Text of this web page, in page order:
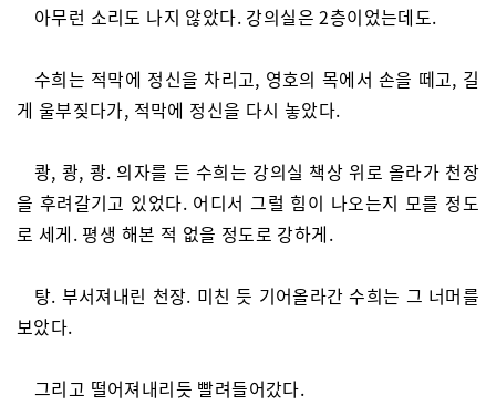
아무런 소리도 나지 않았다. 강의실은 2층이었는데도.
수희는 적막에 정신을 차리고, 영호의 목에서 손을 떼고, 길
게 울부짖다가, 적막에 정신을 다시 놓았다.
쾅, 쾅, 쾅. 의자를 든 수희는 강의실 책상 위로 올라가 천장
을 후려갈기고 있었다. 어디서 그럴 힘이 나오는지 모를 정도
로 세게. 평생 해본 적 없을 정도로 강하게.
탕. 부서져내린 천장. 미친 듯 기어올라간 수희는 그 너머를
보았다.
그리고 떨어져내리듯 빨려들어갔다.